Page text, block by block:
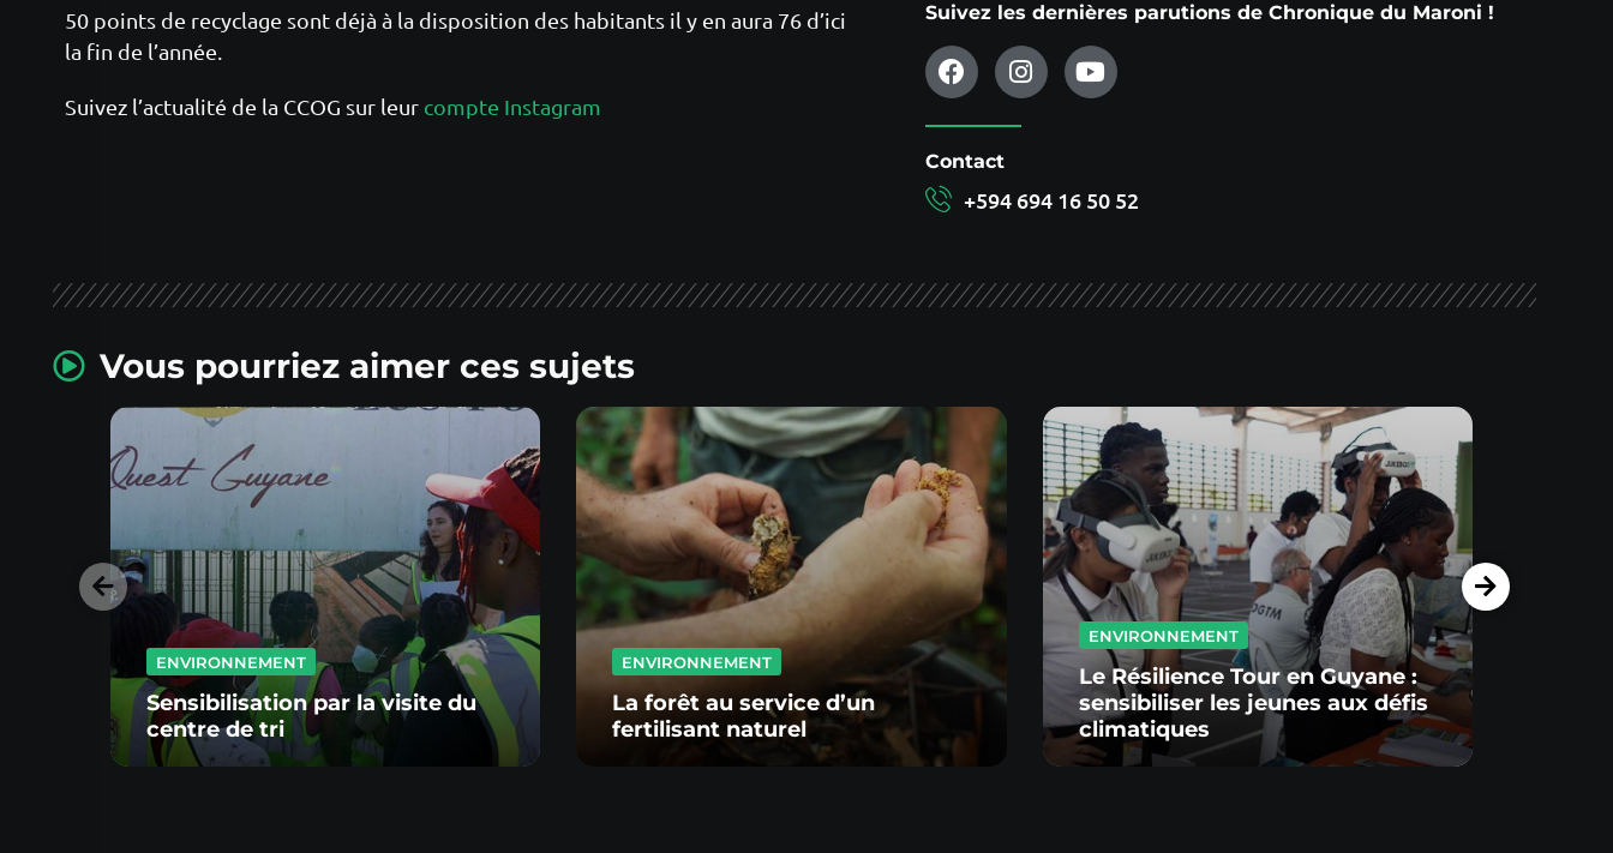
50 points de recyclage sont déjà à la disposition des habitants il y en aura 76 d’ici
la fin de l’année.
Suivez l’actualité de la CCOG sur leur compte Instagram
Suivez les dernières parutions de Chronique du Maroni !
Contact
+594 694 16 50 52
Vous pourriez aimer ces sujets
ENVIRONNEMENT
Sensibilisation par la visite du
centre de tri
ENVIRONNEMENT
La forêt au service d’un
fertilisant naturel
ENVIRONNEMENT
Le Résilience Tour en Guyane :
sensibiliser les jeunes aux défis
climatiques